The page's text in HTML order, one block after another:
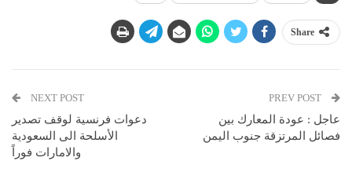
Share
عاجل : عودة المعارك بين
فصائل المرتزقة جنوب اليمن
NEXT POST
دعوات فرنسية لوقف تصدير
الأسلحة الى السعودية
والامارات فوراً